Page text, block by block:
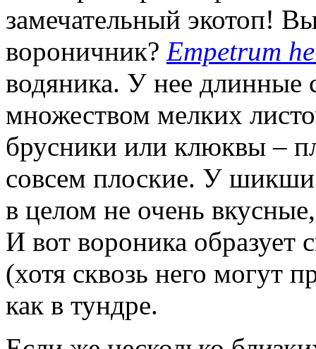
замечательный экотоп!
вороничник? Empetrum
водяника. У нее длинные
множеством мелких
брусники или клюквы –
совсем плоские. У
в целом не очень
И вот вороника образует
(хотя сквозь него могут
как в тундре.